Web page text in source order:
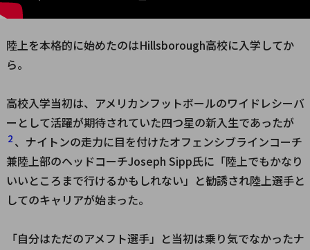
輪選
考会
歳で
エピ
ソー
ド
陸上を本格的に始めたのはHillsborough高校に入学してか
ら。
高校入学当初は、アメリカンフットボールのワイドレシーバ
ーとして活躍が期待されていた四つ星の新入生であったが
2 、ナイトンの走力に目を付けたオフェンシブラインコーチ
兼陸上部のヘッドコーチJoseph Sipp氏に「陸上でもかなり
いいところまで行けるかもしれない」と勧誘され陸上選手と
してのキャリアが始まった。
「自分はただのアメフト選手」と当初は乗り気でなかったナ